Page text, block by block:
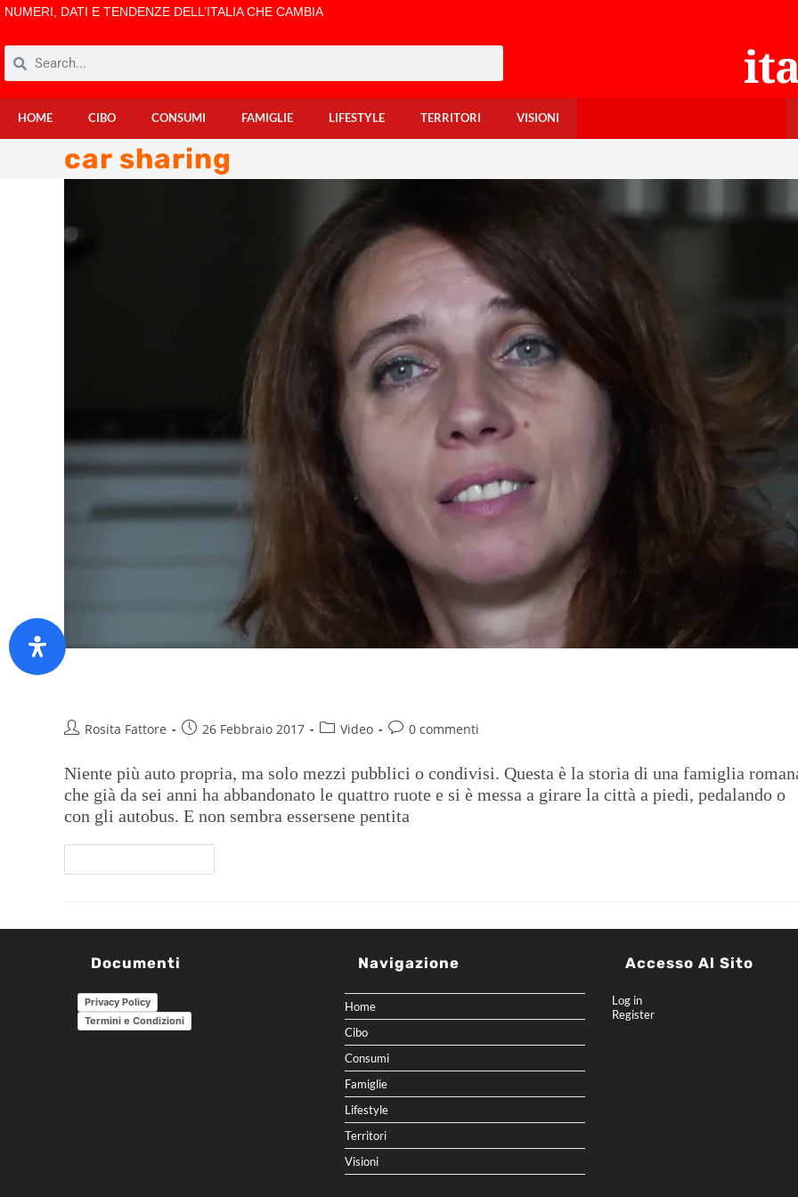
NUMERI, DATI E TENDENZE DELL’ITALIA CHE CAMBIA
HOME CIBO CONSUMI FAMIGLIE LIFESTYLE TERRITORI VISIONI
car sharing
Rosita Fattore 26 Febbraio 2017 Video 0 commenti
Niente più auto propria, ma solo mezzi pubblici o condivisi. Questa è la storia di una famiglia
che già da sei anni ha abbandonato le quattro ruote e si è messa a girare la città a piedi, pedalando o
con gli autobus. E non sembra essersene pentita
Documenti
Privacy Policy
Termini e Condizioni
Navigazione
Home
Cibo
Consumi
Famiglie
Lifestyle
Territori
Visioni
Accesso Al Sito
Log in
Register